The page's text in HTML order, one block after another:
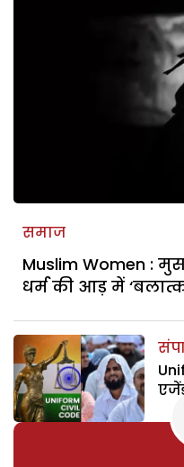
समाज
Muslim Women :
धर्म की आड़ में